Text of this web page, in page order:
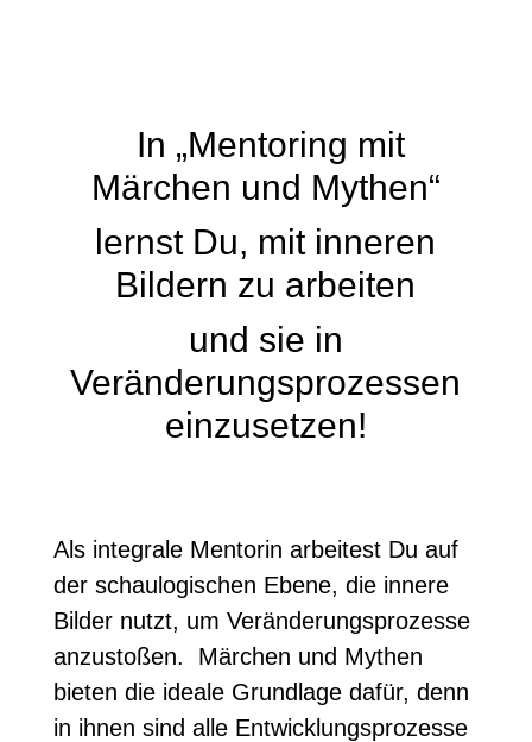
In „Mentoring mit
Märchen und Mythen“
lernst Du, mit inneren
Bildern zu arbeiten
und sie in
Veränderungsprozessen
einzusetzen!
Als integrale Mentorin arbeitest Du auf
der schaulogischen Ebene, die innere
Bilder nutzt, um Veränderungsprozesse
anzustoßen. Märchen und Mythen
bieten die ideale Grundlage dafür, denn
in ihnen sind alle Entwicklungsprozesse